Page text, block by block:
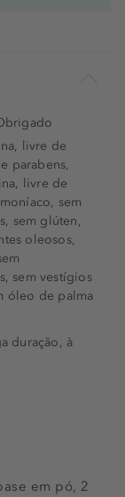
em pó, 2
livre de
parabens,
livre de
sem
sem glúten,
oleosos,
sem vestígios
óleo de palma
duração, à